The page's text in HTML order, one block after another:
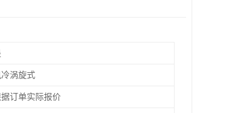
冷涡旋式
订单实际报价